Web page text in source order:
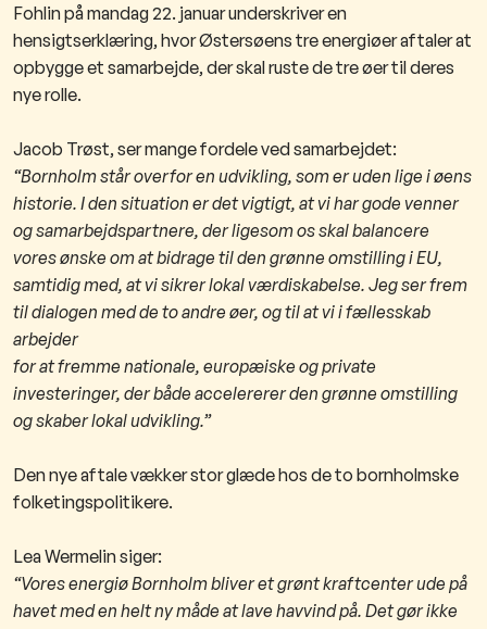
Fohlin på mandag 22. januar underskriver en
hensigtserklæring, hvorØstersøens tre energiøer aftaler at
opbygge et samarbejde, der skal ruste de tre øer til deres
nye rolle.
Jacob Trøst, ser mange fordele ved samarbejdet:
“Bornholm står overfor en udvikling, som er uden lige i øens
historie. I den situation er det vigtigt, at vi har gode venner
og samarbejdspartnere, der ligesom os skal balancere
vores ønske om at bidrage til den grønne omstilling i EU,
samtidigmed, at vi sikrer lokal værdiskabelse. Jeg ser frem
til dialogen med de to andre øer, og til at vi i fællesskab
arbejder
for at fremme nationale, europæiske og private
investeringer, der både accelererer den grønne omstilling
og skaberlokal udvikling.”
Den nye aftale vækker stor glæde hos de to bornholmske
folketingspolitikere.
Lea Wermelin siger:
“Vores energiø Bornholm bliver et grønt kraftcenter ude på
havet med en helt ny måde at lave havvind på. Det gør ikke